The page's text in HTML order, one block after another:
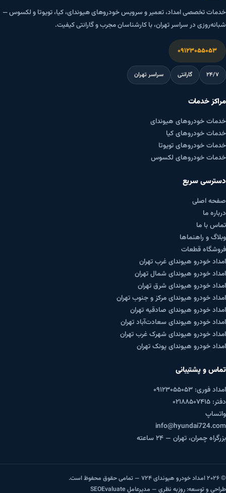
خدمات تخصصی امداد، تعمیر و سرویس خودروهای هیوندای، کیا، تویوتا و لکسوس —
شبانه‌روزی در سراسر تهران، با کارشناسان مجرب و گارانتی کیفیت.
۰۹۱۲۳۰۵۵۰۵۳
۲۴/۷ گارانتی سراسر تهران
مراکز خدمات
خدمات خودروهای هیوندای
خدمات خودروهای کیا
خدمات خودروهای تویوتا
خدمات خودروهای لکسوس
دسترسی سریع
صفحه اصلی
درباره ما
تماس با ما
وبلاگ و راهنماها
فروشگاه قطعات
امداد خودرو هیوندای غرب تهران
امداد خودرو هیوندای شمال تهران
امداد خودرو هیوندای شرق تهران
امداد خودرو هیوندای مرکز و جنوب تهران
امداد خودرو هیوندای صادقیه تهران
امداد خودرو هیوندای سعادت‌آباد تهران
امداد خودرو هیوندای شهرک غرب تهران
امداد خودرو هیوندای پونک تهران
تماس و پشتیبانی
امداد فوری: ۰۹۱۲۳۰۵۵۰۵۳
دفتر: ۰۲۱۸۸۵۰۷۴۱۵
واتساپ
info@hyundai724.com
بزرگراه چمران، تهران — ۲۴ ساعته
© ۲۰۲۶ امداد خودرو هیوندای ۷۲۴ — تمامی حقوق محفوظ است.
طراحی و توسعه: روزبه نظری — مدیرعامل SEOEvaluate